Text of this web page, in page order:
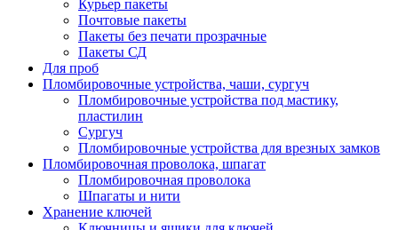
Курьер пакеты
Почтовые пакеты
Пакеты без печати прозрачные
Пакеты СД
Для проб
Пломбировочные устройства, чаши, сургуч
Пломбировочные устройства под мастику,
пластилин
Сургуч
Пломбировочные устройства для врезных замков
Пломбировочная проволока, шпагат
Пломбировочная проволока
Шпагаты и нити
Хранение ключей